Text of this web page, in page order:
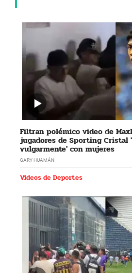
Filtran polémico video de
jugadores de Sporting Cristal
vulgarmente' con mujeres
GARY HUAMÁN
Videos de Deportes